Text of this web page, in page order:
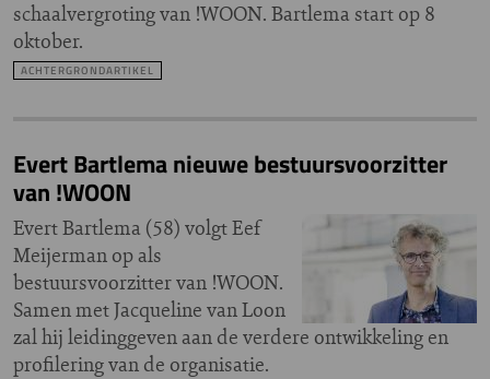
schaalvergroting van !WOON. Bartlema start op 8
oktober.
ACHTERGRONDARTIKEL
Evert Bartlema nieuwe bestuursvoorzitter
van !WOON
Evert Bartlema (58) volgt Eef
Meijerman op als
bestuursvoorzitter van !WOON.
Samen met Jacqueline van Loon
zal hij leidinggeven aan de verdere ontwikkeling en
profilering van de organisatie.